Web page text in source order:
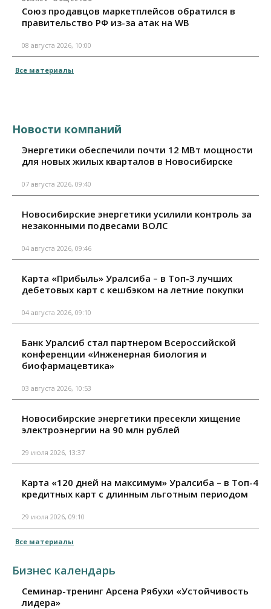
Союз продавцов маркетплейсов обратился в
правительство РФ из-за атак на WB
08 августа 2026, 10:00
Все материалы
Новости компаний
Энергетики обеспечили почти 12 МВт мощности
для новых жилых кварталов в Новосибирске
07 августа 2026, 09:40
Новосибирские энергетики усилили контроль за
незаконными подвесами ВОЛС
04 августа 2026, 09:46
Карта «Прибыль» Уралсиба – в Топ-3 лучших
дебетовых карт с кешбэком на летние покупки
04 августа 2026, 09:10
Банк Уралсиб стал партнером Всероссийской
конференции «Инженерная биология и
биофармацевтика»
03 августа 2026, 10:53
Новосибирские энергетики пресекли хищение
электроэнергии на 90 млн рублей
29 июля 2026, 13:37
Карта «120 дней на максимум» Уралсиба – в Топ-4
кредитных карт с длинным льготным периодом
29 июля 2026, 09:10
Все материалы
Бизнес календарь
Семинар-тренинг Арсена Рябухи «Устойчивость
лидера»